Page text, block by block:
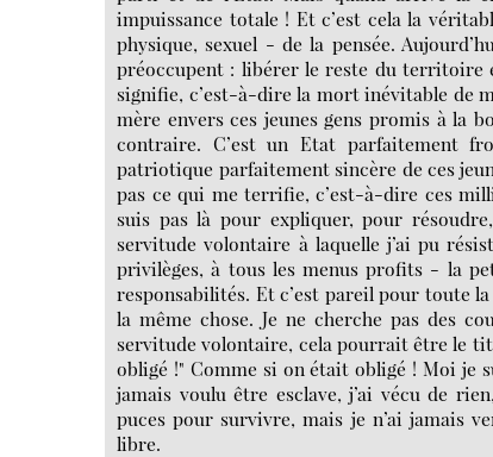
impuissance totale ! Et c’est cela la
physique, sexuel - de la pensée.
préoccupent : libérer le reste du territoire
signifie, c’est-à-dire la mort inévitable de
mère envers ces jeunes gens promis à la
contraire. C’est un Etat parfaitement
patriotique parfaitement sincère de ces
pas ce qui me terrifie, c’est-à-dire ces
suis pas là pour expliquer, pour
servitude volontaire à laquelle j’ai pu
privilèges, à tous les menus profits - la
responsabilités. Et c’est pareil pour toute
la même chose. Je ne cherche pas des
servitude volontaire, cela pourrait être le
obligé !" Comme si on était obligé ! Moi je
jamais voulu être esclave, j’ai vécu de
puces pour survivre, mais je n’ai jamais
libre.